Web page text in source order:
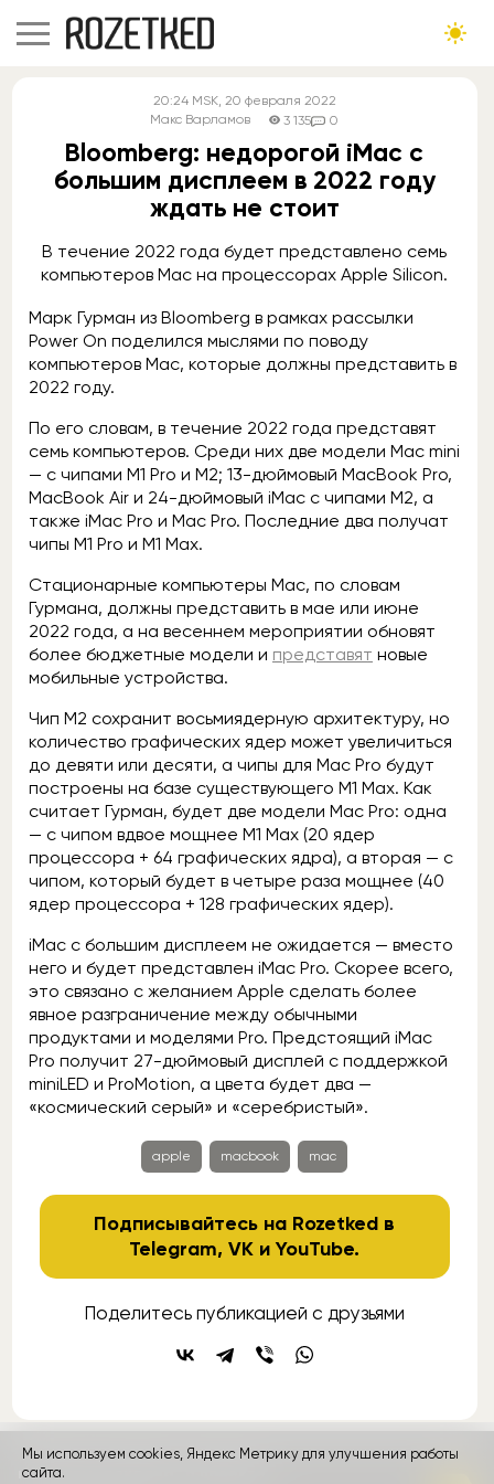
20:24 MSK, 20 февраля 2022
Макс Варламов
3 135 0
Bloomberg: недорогой iMac с
большим дисплеем в 2022 году
ждать не стоит
В течение 2022 года будет представлено семь
компьютеров Mac на процессорах Apple Silicon.
Марк Гурман из Bloomberg в рамках рассылки
Power On поделился мыслями по поводу
компьютеров Mac, которые должны представить в
2022 году.
По его словам, в течение 2022 года представят
семь компьютеров. Среди них две модели Mac mini
— с чипами M1 Pro и M2; 13-дюймовый MacBook Pro,
MacBook Air и 24-дюймовый iMac с чипами M2, а
также iMac Pro и Mac Pro. Последние два получат
чипы M1 Pro и M1 Max.
Стационарные компьютеры Mac, по словам
Гурмана, должны представить в мае или июне
2022 года, а на весеннем мероприятии обновят
более бюджетные модели и представят новые
мобильные устройства.
Чип M2 сохранит восьмиядерную архитектуру, но
количество графических ядер может увеличиться
до девяти или десяти, а чипы для Mac Pro будут
построены на базе существующего M1 Max. Как
считает Гурман, будет две модели Mac Pro: одна
— с чипом вдвое мощнее M1 Max (20 ядер
процессора + 64 графических ядра), а вторая — с
чипом, который будет в четыре раза мощнее (40
ядер процессора + 128 графических ядер).
iMac с большим дисплеем не ожидается — вместо
него и будет представлен iMac Pro. Скорее всего,
это связано с желанием Apple сделать более
явное разграничение между обычными
продуктами и моделями Pro. Предстоящий iMac
Pro получит 27-дюймовый дисплей с поддержкой
miniLED и ProMotion, а цвета будет два —
«космический серый» и «серебристый».
apple macbook mac
Подписывайтесь на Rozetked в
Telegram,VK иYouTube.
Поделитесь публикацией с друзьями
контакты
Мы используем cookies, Яндекс Метрику для улучшения работы
сайта.